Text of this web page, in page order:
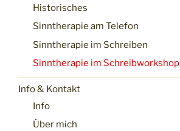
Historisches
Sinntherapie am Telefon
Sinntherapie im Schreiben
Sinntherapie im Schreibworkshop
Info & Kontakt
Info
Über mich